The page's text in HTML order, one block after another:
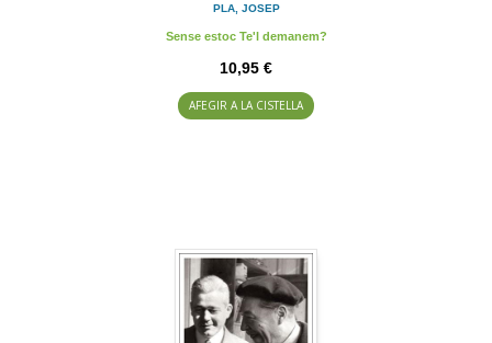
PLA, JOSEP
Sense estoc Te'l demanem?
10,95 €
AFEGIR A LA CISTELLA